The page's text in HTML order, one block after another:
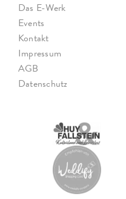
Das E-Werk
Events
Kontakt
Impressum
AGB
Datenschutz